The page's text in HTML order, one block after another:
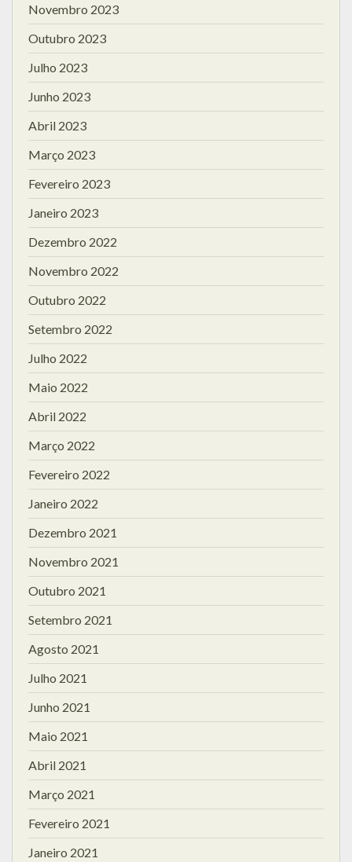
Novembro 2023
Outubro 2023
Julho 2023
Junho 2023
Abril 2023
Março 2023
Fevereiro 2023
Janeiro 2023
Dezembro 2022
Novembro 2022
Outubro 2022
Setembro 2022
Julho 2022
Maio 2022
Abril 2022
Março 2022
Fevereiro 2022
Janeiro 2022
Dezembro 2021
Novembro 2021
Outubro 2021
Setembro 2021
Agosto 2021
Julho 2021
Junho 2021
Maio 2021
Abril 2021
Março 2021
Fevereiro 2021
Janeiro 2021